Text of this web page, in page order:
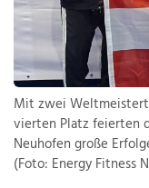
Mit zwei
vierten Platz feierten
Neuhofen große
(Foto: Energy Fitness